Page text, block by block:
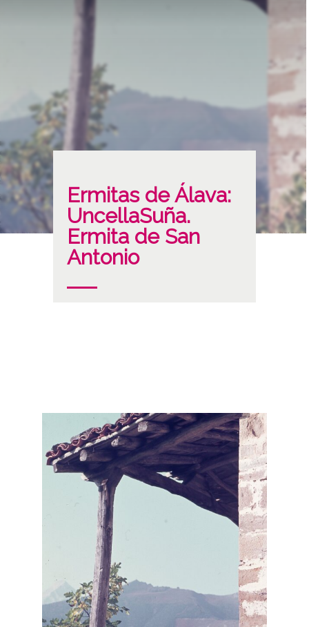
Ermitas de Álava:
UncellaSuña.
Ermita de San
Antonio